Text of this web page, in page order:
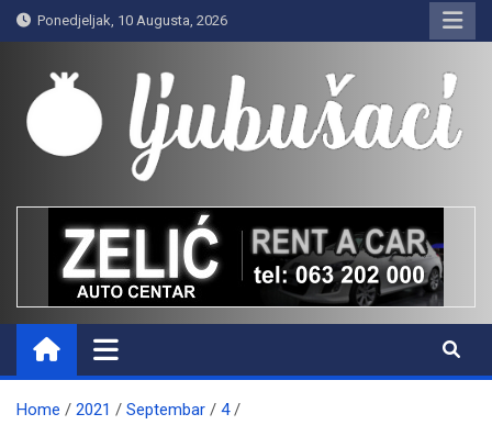
Skip
to
content
Ponedjeljak, 10 Augusta, 2026
Ljubušaci
Svom voljenom gradu
Home 2021 Septembar
4